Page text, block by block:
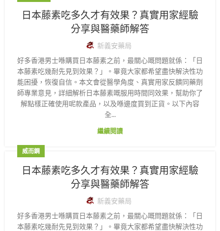
日本藤素吃多久才有效果？真實用家經驗
分享與醫藥師解答
新義安藥局
好多香港男士喺購買日本藤素之前，最關心嘅問題就係：「日
本藤素吃幾耐先見到效果？」。畢竟大家都希望盡快解決性功
能困擾，恢復自信。本文會從醫學角度、真實用家反饋同藥劑
師專業意見，詳細解析日本藤素嘅服用時間同效果，幫助你了
解點樣正確使用呢款產品，以及喺邊度買到正貨。以下內容
全...
繼續閱讀
威而鋼
日本藤素吃多久才有效果？真實用家經驗
分享與醫藥師解答
新義安藥局
好多香港男士喺購買日本藤素之前，最關心嘅問題就係：「日
本藤素吃幾耐先見到效果？」。畢竟大家都希望盡快解決性功